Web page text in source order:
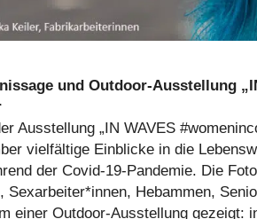
und Outdoor-Aus­stel­lung
Aus­stel­lung „IN WAVES
viel­fäl­tige Ein­bli­cke in die
der Covid-19-Pandemie. Die
Sexarbeiter*innen, Hebammen,
einer Outdoor-Aus­stel­lung gezeigt: